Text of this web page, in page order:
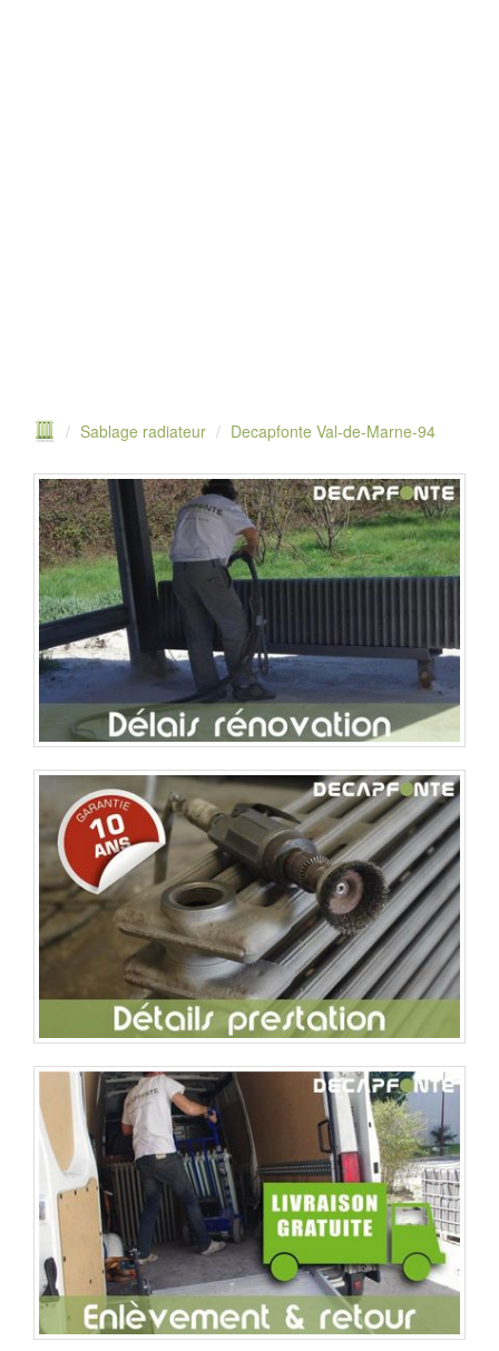
Sablage radiateur Decapfonte Val-de-Marne-94